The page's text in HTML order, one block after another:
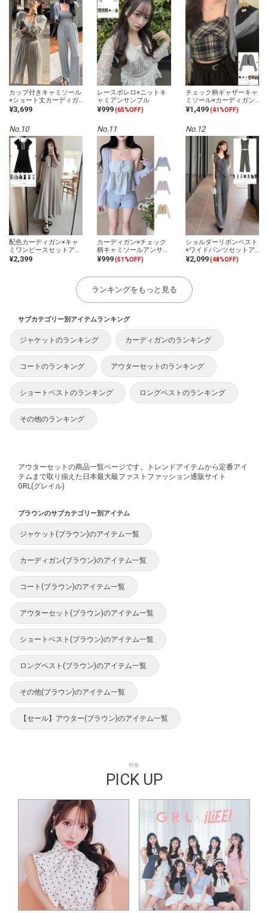
カップ付きキャミソール
×ショート丈カーディガ
ン×パンツセットアップ
¥3,699
レースボレロ×ニットキ
ャミアンサンブル
¥999 (65%OFF)
チェック柄ギャザーキャ
ミソール×カーディガン
アンサンブル
¥1,499 (41%OFF)
No.10
配色カーディガン×キャ
ミワンピースセットアッ
プ
¥2,399
No.11
カーディガン×チェック
柄キャミソールアンサン
ブル
¥999 (51%OFF)
No.12
ショルダーリボンベスト
×ワイドパンツセットア
ップ
¥2,099 (48%OFF)
ランキングをもっと見る
サブカテゴリー別アイテムランキング
ジャケットのランキング カーディガンのランキング
コートのランキング アウターセットのランキング
ショートベストのランキング ロングベストのランキング
その他のランキング
アウターセットの商品一覧ページです。トレンドアイテムから定番アイ
テムまで取り揃えた日本最大級ファストファッション通販サイト
GRL(グレイル)
ブラウンのサブカテゴリー別アイテム
ジャケット(ブラウン)のアイテム一覧
カーディガン(ブラウン)のアイテム一覧
コート(ブラウン)のアイテム一覧
アウターセット(ブラウン)のアイテム一覧
ショートベスト(ブラウン)のアイテム一覧
ロングベスト(ブラウン)のアイテム一覧
その他(ブラウン)のアイテム一覧
【セール】アウター(ブラウン)のアイテム一覧
特集
PICK UP